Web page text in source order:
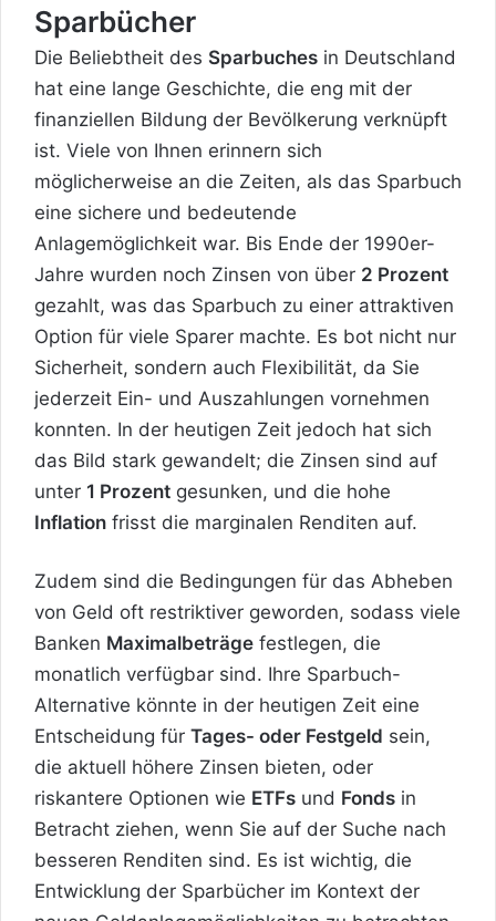
Sparbücher
Die Beliebtheit des Sparbuches in Deutschland
hat eine lange Geschichte, die eng mit der
finanziellen Bildung der Bevölkerung verknüpft
ist. Viele von Ihnen erinnern sich
möglicherweise an die Zeiten, als das Sparbuch
eine sichere und bedeutende
Anlagemöglichkeit war. Bis Ende der 1990er-
Jahre wurden noch Zinsen von über 2 Prozent
gezahlt, was das Sparbuch zu einer attraktiven
Option für viele Sparer machte. Es bot nicht nur
Sicherheit, sondern auch Flexibilität, da Sie
jederzeit Ein- und Auszahlungen vornehmen
konnten. In der heutigen Zeit jedoch hat sich
das Bild stark gewandelt; die Zinsen sind auf
unter 1 Prozent gesunken, und die hohe
Inflation frisst die marginalen Renditen auf.
Zudem sind die Bedingungen für das Abheben
von Geld oft restriktiver geworden, sodass viele
Banken Maximalbeträge festlegen, die
monatlich verfügbar sind. Ihre Sparbuch-
Alternative könnte in der heutigen Zeit eine
Entscheidung für Tages- oder Festgeld sein,
die aktuell höhere Zinsen bieten, oder
riskantere Optionen wie ETFs und Fonds in
Betracht ziehen, wenn Sie auf der Suche nach
besseren Renditen sind. Es ist wichtig, die
Entwicklung der Sparbücher im Kontext der